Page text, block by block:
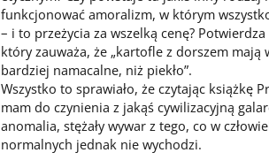
funkcjonować amoralizm, w którym
– i to przeżycia za wszelką cenę?
który zauważa, że „kartofle z dorszem
bardziej namacalne, niż piekło”.
Wszystko to sprawiało, że czytając książkę
mam do czynienia z jakąś cywilizacyjną
anomalia, stężały wywar z tego, co w
normalnych jednak nie wychodzi.